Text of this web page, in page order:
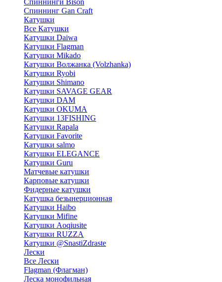
Спиннинги Bison
Спиннинг Gan Craft
Катушки
Все Катушки
Катушки Daiwa
Катушки Flagman
Катушки Mikado
Катушки Волжанка (Volzhanka)
Катушки Ryobi
Катушки Shimano
Катушки SAVAGE GEAR
Катушки DAM
Катушки OKUMA
Катушки 13FISHING
Катушки Rapala
Катушки Favorite
Катушки salmo
Катушки ELEGANCE
Катушки Guru
Матчевые катушки
Карповые катушки
Фидерные катушки
Катушка безынерционная
Катушки Haibo
Катушки Mifine
Катушки Aoqiusite
Катушки RUZZA
Катушки @SnastiZdraste
Лески
Все Лески
Flagman (Флагман)
Леска монофильная